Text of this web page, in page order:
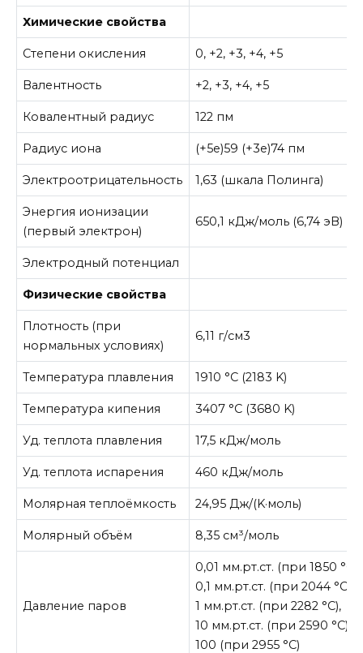
Химические свойства
Степени окисления 0, +2, +3, +4, +5
Валентность +2, +3, +4, +5
Ковалентный радиус 122 пм
Радиус иона (+5e)59 (+3e)74 пм
Электроотрицательность 1,63 (шкала Полинга)
Энергия ионизации
(первый электрон)
650,1 кДж/моль (6,74 эВ)
Электродный потенциал
Физические свойства
Плотность (при
нормальных условиях)
6,11 г/см3
Температура плавления 1910 °C (2183 K)
Температура кипения 3407 °C (3680 K)
Уд. теплота плавления 17,5 кДж/моль
Уд. теплота испарения 460 кДж/моль
Молярная теплоёмкость 24,95 Дж/(K·моль)
Молярный объём 8,35 см³/моль
Давление паров
0,01 мм.рт.ст. (при 1850 °C),
0,1 мм.рт.ст. (при 2044 °C),
1 мм.рт.ст. (при 2282 °C),
10 мм.рт.ст. (при 2590 °C),
100 (при 2955 °C)